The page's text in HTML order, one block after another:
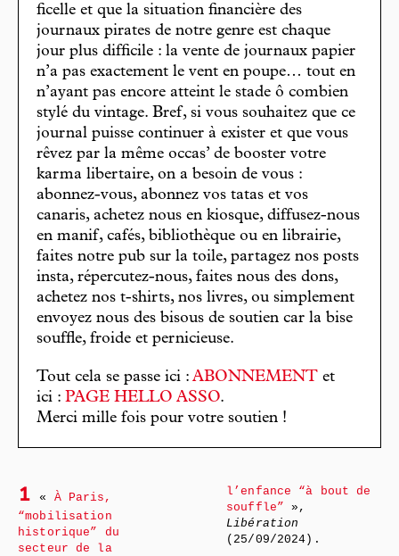
ficelle et que la situation financière des
journaux pirates de notre genre est chaque
jour plus difficile : la vente de journaux papier
n’a pas exactement le vent en poupe… tout en
n’ayant pas encore atteint le stade ô combien
stylé du vintage. Bref, si vous souhaitez que ce
journal puisse continuer à exister et que vous
rêvez par la même occas’ de booster votre
karma libertaire, on a besoin de vous :
abonnez-vous, abonnez vos tatas et vos
canaris, achetez nous en kiosque, diffusez-nous
en manif, cafés, bibliothèque ou en librairie,
faites notre pub sur la toile, partagez nos posts
insta, répercutez-nous, faites nous des dons,
achetez nos t-shirts, nos livres, ou simplement
envoyez nous des bisous de soutien car la bise
souffle, froide et pernicieuse.
Tout cela se passe ici : ABONNEMENT et
ici : PAGE HELLO ASSO.
Merci mille fois pour votre soutien !
1 « À Paris,
“mobilisation
historique” du
secteur de la
l’enfance “à bout de
souffle”
»,
Libération
(25/09/2024).